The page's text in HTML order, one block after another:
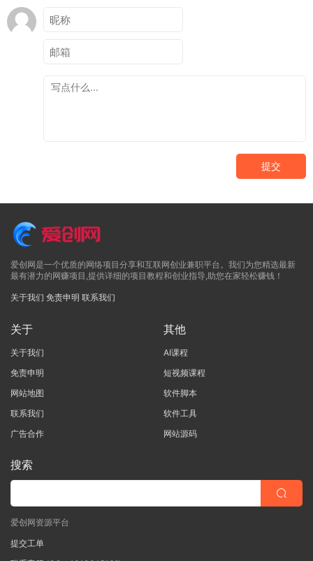
提交
爱创网是一个优质的网络项目分享和互联网创业兼职平台。我们为您精选最新
最有潜力的网赚项目,提供详细的项目教程和创业指导,助您在家轻松赚钱！
关于我们 免责申明 联系我们
关于
关于我们
免责申明
网站地图
联系我们
广告合作
其他
AI课程
短视频课程
软件脚本
软件工具
网站源码
搜索
爱创网资源平台
提交工单